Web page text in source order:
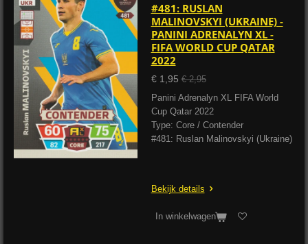
#481: RUSLAN
MALINOVSKYI (UKRAINE) -
PANINI ADRENALYN XL -
FIFA WORLD CUP QATAR
2022
€ 1,95 € 2,95
Panini Adrenalyn XL FIFA World
Cup Qatar 2022
Type: Core / Contender
#481: Ruslan Malinovskyi (Ukraine)
Bekijk details
In winkelwagen